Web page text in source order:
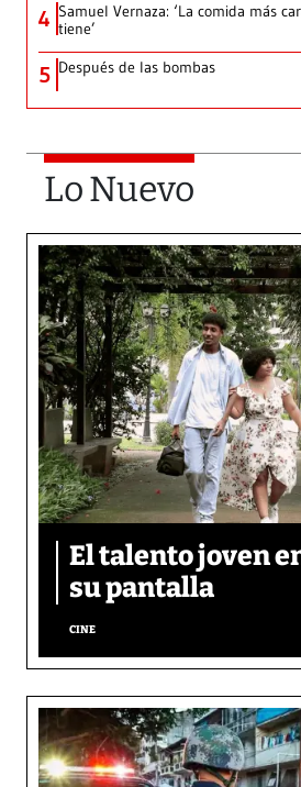
4 Samuel Vernaza: ‘La comida más
tiene’
5 Después de las bombas
Lo Nuevo
El talento joven
su pantalla​
CINE